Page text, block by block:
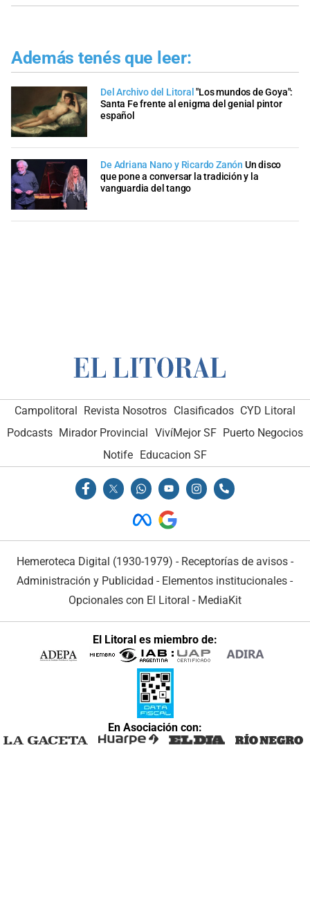
Además tenés que leer:
Del Archivo del Litoral "Los mundos de Goya":
Santa Fe frente al enigma del genial pintor
español
De Adriana Nano y Ricardo Zanón Un disco
que pone a conversar la tradición y la
vanguardia del tango
Campolitoral Revista Nosotros Clasificados CYD Litoral
Podcasts Mirador Provincial VivíMejor SF Puerto Negocios
Notife
Educacion SF
Hemeroteca Digital (1930-1979) - Receptorías de avisos -
Administración y Publicidad - Elementos institucionales -
Opcionales con El Litoral - MediaKit
El Litoral es miembro de:
En Asociación con: